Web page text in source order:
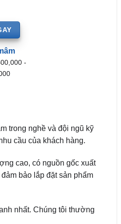
-
trong nghề và đội ngũ kỹ
cầu của khách hàng.
cao, có nguồn gốc xuất
bảo lắp đặt sản phẩm
nhất. Chúng tôi thường